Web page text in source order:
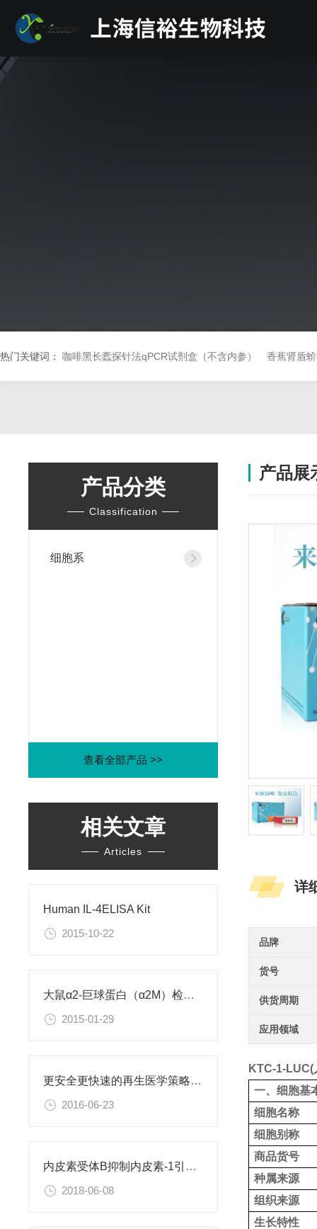
热门关键词： 咖啡黑长蠹探针法qPCR试剂盒（不含内参） 香蕉肾盾
产品分类
Classification
细胞系
查看全部产品 >>
相关文章
Articles
Human IL-4ELISA Kit
2015-10-22
大鼠α2-巨球蛋白（α2M）检测试剂盒
2015-01-29
更安全更快速的再生医学策略：利用直接重编程改变细胞身份
2016-06-23
内皮素受体B抑制内皮素-1引起的肝星状细胞活化
2018-06-08
产品展
详
品牌
货号
供货周期
应用领域
KTC-1-LUC(
一、细胞基
细胞名称
细胞别称
商品货号
种属来源
组织来源
生长特性